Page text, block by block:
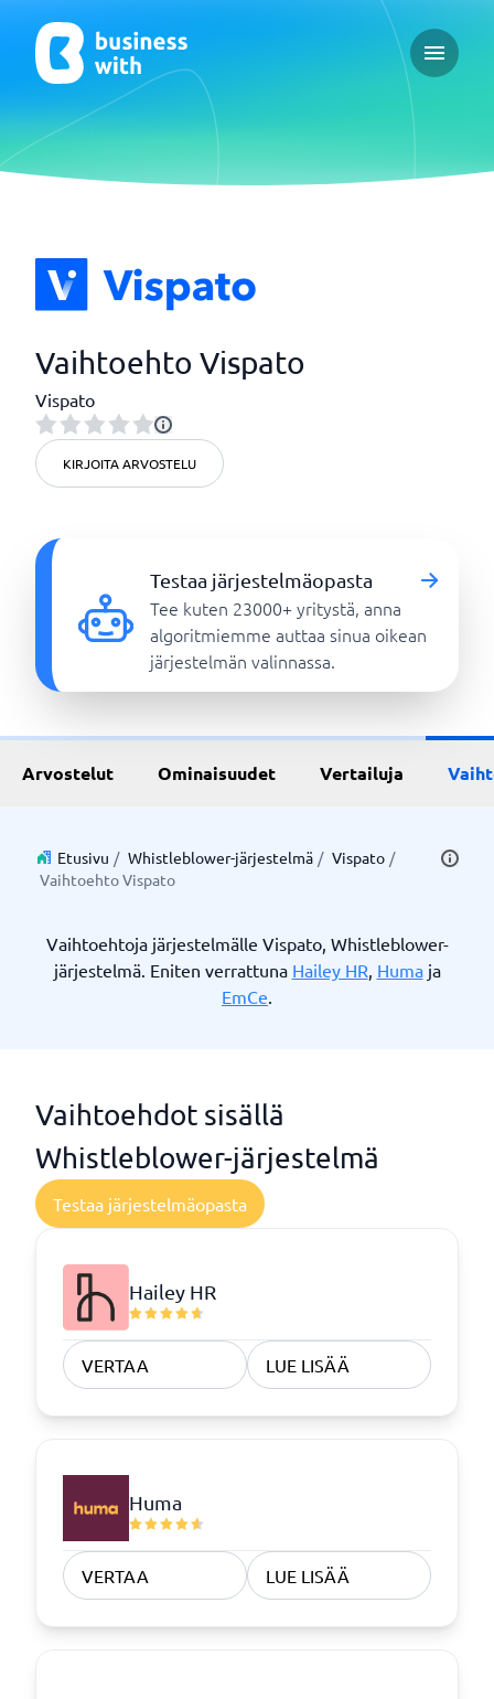
Open
Vaihtoehto Vispato
Vispato
KIRJOITA ARVOSTELU
Testaa järjestelmäopasta
Tee kuten 23000+ yritystä, anna
algoritmiemme auttaa sinua oikean
järjestelmän valinnassa.
Arvostelut Ominaisuudet Vertailuja
Etusivu / Whistleblower-järjestelmä / Vispato /
Vaihtoehto Vispato
Vaihtoehtoja järjestelmälle Vispato, Whistleblower-
järjestelmä. Eniten verrattuna Hailey HR, Humaja
EmCe.
Vaihtoehdot sisällä
Whistleblower-järjestelmä
Testaa järjestelmäopasta
Hailey HR
VERTAA LUE LISÄÄ
Huma
VERTAA LUE LISÄÄ